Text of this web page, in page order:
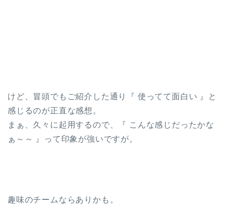
けど、冒頭でもご紹介した通り『 使ってて面白い 』と
感じるのが正直な感想。
まぁ、久々に起用するので、『 こんな感じだったかな
ぁ～～ 』って印象が強いですが。
趣味のチームならありかも。